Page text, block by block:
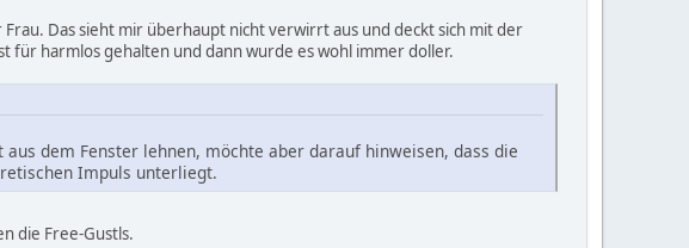
Das sieht mir überhaupt nicht verwirrt aus und deckt sich mit der
für harmlos gehalten und dann wurde es wohl immer doller.
dem Fenster lehnen, möchte aber darauf hinweisen, dass die
Impuls unterliegt.
die Free-Gustls.